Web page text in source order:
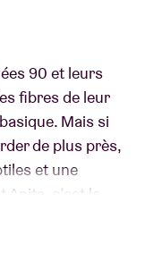
90 et leurs
fibres de leur
Mais si
de plus près,
et une
c’est la
du collectif
projets